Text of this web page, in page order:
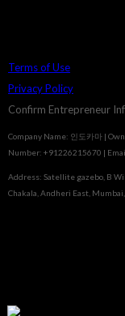
Terms of Use
Privacy Policy
Confirm Entrepreneur
Company Name: 인도카마 |
Number: +91226215670 |
Address: Satellite gazebo, B
Chakala, Andheri East,